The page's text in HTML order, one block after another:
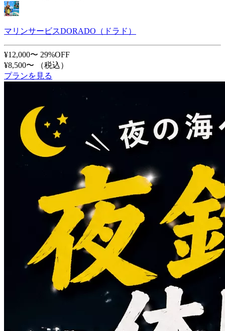
マリンサービスDORADO（ドラド）
¥12,000〜 29%OFF
¥8,500〜
（税込）
プランを見る